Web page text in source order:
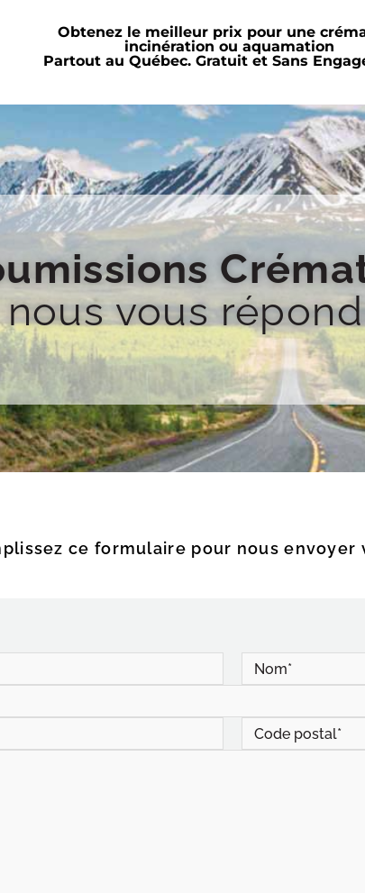
Obtenez le meilleur prix pour une
incinération ou aquamation
Partout au Québec. Gratuit et Sans
vous
ce formulaire pour nous envoyer